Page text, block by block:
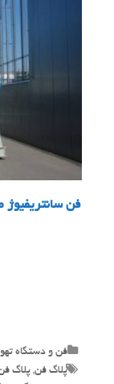
فن
Categories
فن و دستگاه
Tags
پلاگ فن,پلاگ